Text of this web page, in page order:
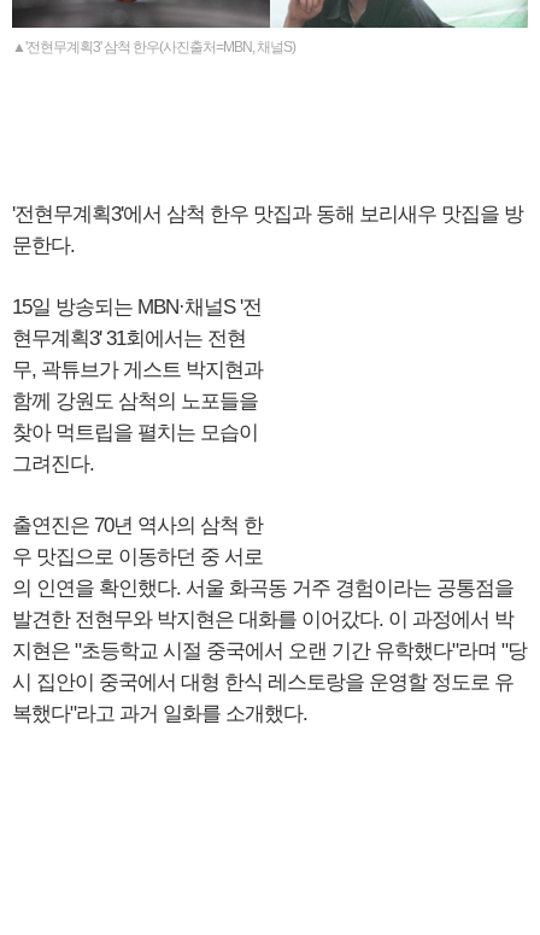
▲'전현무계획3' 삼척 한우(사진출처=MBN, 채널S)
'전현무계획3'에서 삼척 한우 맛집과 동해 보리새우 맛집을 방
문한다.
15일 방송되는 MBN·채널S '전
현무계획3' 31회에서는 전현
무, 곽튜브가 게스트 박지현과
함께 강원도 삼척의 노포들을
찾아 먹트립을 펼치는 모습이
그려진다.
출연진은 70년 역사의 삼척 한
우 맛집으로 이동하던 중 서로
의 인연을 확인했다. 서울 화곡동 거주 경험이라는 공통점을
발견한 전현무와 박지현은 대화를 이어갔다. 이 과정에서 박
지현은 "초등학교 시절 중국에서 오랜 기간 유학했다"라며 "당
시 집안이 중국에서 대형 한식 레스토랑을 운영할 정도로 유
복했다"라고 과거 일화를 소개했다.